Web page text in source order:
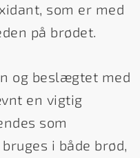
som er med
på brødet.
og beslægtet med
en vigtig
som
i både brød,